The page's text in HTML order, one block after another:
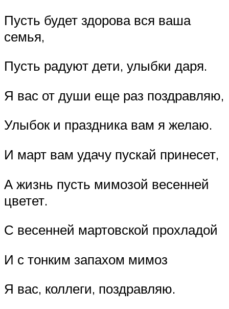
Пусть будет здорова вся ваша
семья,
Пусть радуют дети, улыбки даря.
Я вас от души еще раз поздравляю,
Улыбок и праздника вам я желаю.
И март вам удачу пускай принесет,
А жизнь пусть мимозой весенней
цветет.
С весенней мартовской прохладой
И с тонким запахом мимоз
Я вас, коллеги, поздравляю.